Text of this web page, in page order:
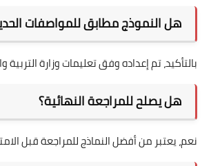
هل النموذج مطابق للمواصفات
بالتأكيد، تم إعداده وفق تعليمات وزارة التربية
هل يصلح للمراجعة النهائية؟
نعم، يعتبر من أفضل النماذج للمراجعة قبل